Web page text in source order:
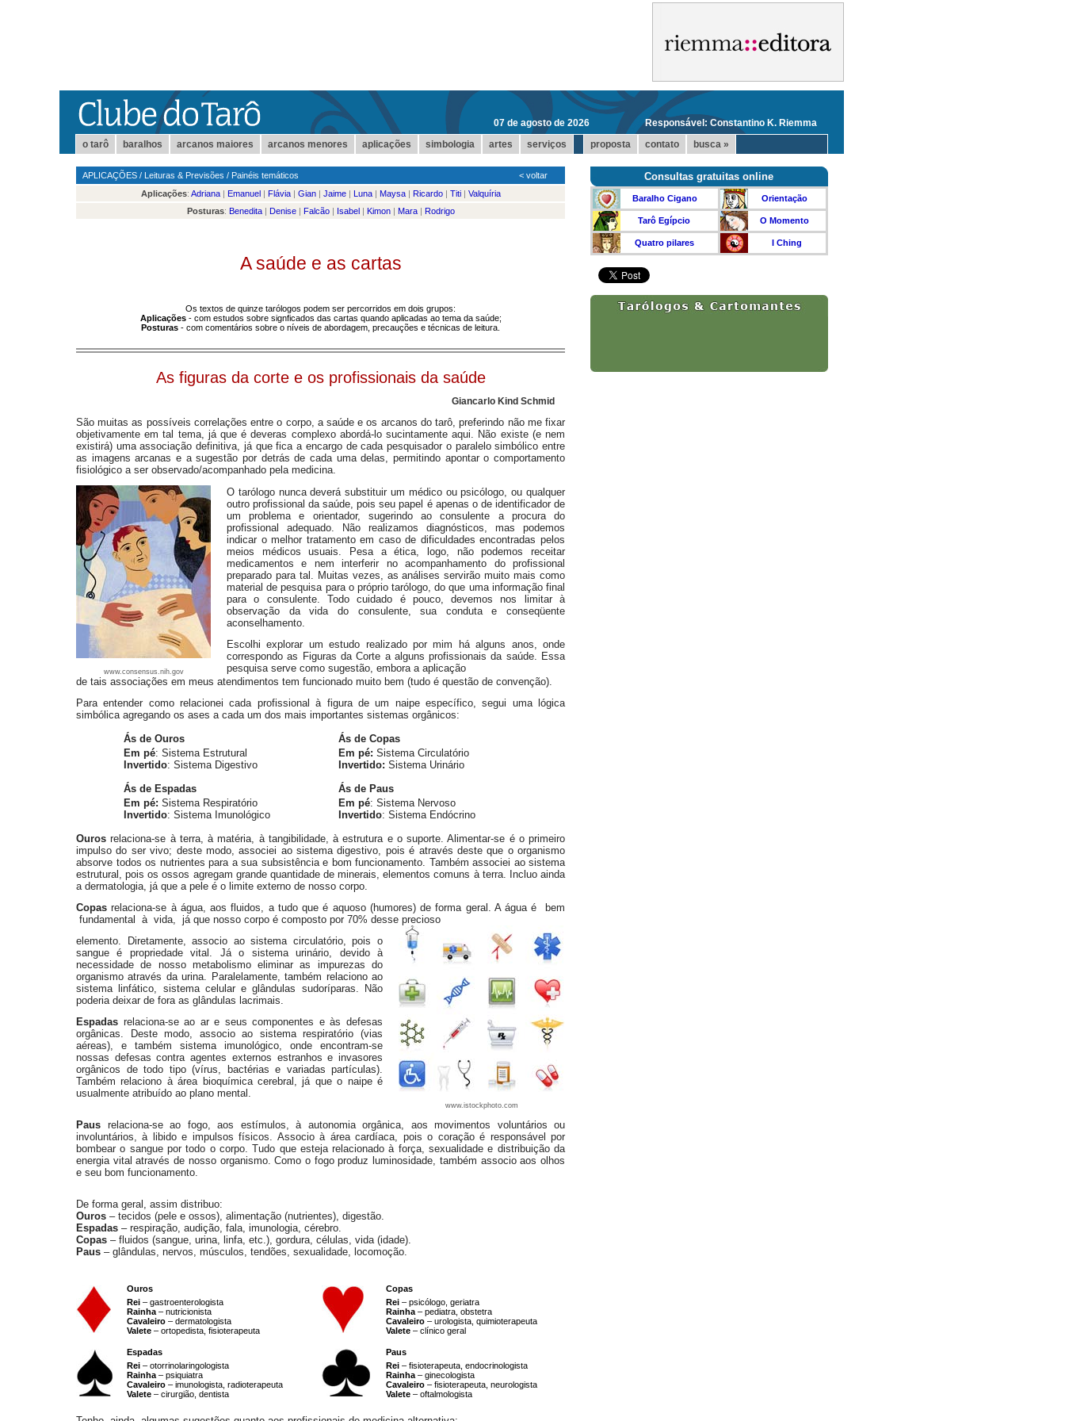
07 de agosto de 2026
Responsável: Constantino K. Riemma
o tarô
baralhos arcanos maiores arcanos menores aplicações simbologia artes serviços proposta contato busca »
APLICAÇÕES / Leituras & Previsões / Painéis temáticos < voltar
Aplicações: Adriana| Emanuel| Flávia| Gian| Jaime| Luna| Maysa| Ricardo| Titi| Valquíria
Posturas: Benedita| Denise| Falcão| Isabel| Kimon| Mara| Rodrigo
A saúde e as cartas
Os textos de quinze tarólogos podem ser percorridos em dois grupos:
Aplicações- com estudos sobre signficados das cartas quando aplicadas ao tema da saúde;
Posturas - com comentários sobre o níveis de abordagem, precauções e técnicas de leitura.
As figuras da corte e os profissionais da saúde
Giancarlo Kind Schmid
São muitas as possíveis correlações entre o corpo, a saúde e os arcanos do tarô, preferindo não me fixar
objetivamente em tal tema, já que é deveras complexo abordá-lo sucintamente aqui. Não existe (e nem
existirá) uma associação definitiva, já que fica a encargo de cada pesquisador o paralelo simbólico entre
as imagens arcanas e a sugestão por detrás de cada uma delas, permitindo apontar o comportamento
fisiológico a ser observado/acompanhado pela medicina.
www.consensus.nih.gov
O tarólogo nunca deverá substituir um médico ou psicólogo, ou qualquer
outro profissional da saúde, pois seu papel é apenas o de identificador de
um problema e orientador, sugerindo ao consulente a procura do
profissional adequado. Não realizamos diagnósticos, mas podemos
indicar o melhor tratamento em caso de dificuldades encontradas pelos
meios médicos usuais. Pesa a ética, logo, não podemos receitar
medicamentos e nem interferir no acompanhamento do profissional
preparado para tal. Muitas vezes, as análises servirão muito mais como
material de pesquisa para o próprio tarólogo, do que uma informação final
para o consulente. Todo cuidado é pouco, devemos nos limitar à
observação da vida do consulente, sua conduta e conseqüente
aconselhamento.
Escolhi explorar um estudo realizado por mim há alguns anos, onde
correspondo as Figuras da Corte a alguns profissionais da saúde. Essa
pesquisa serve como sugestão, embora a aplicação
de tais associações em meus atendimentos tem funcionado muito bem (tudo é questão de convenção).
Para entender como relacionei cada profissional à figura de um naipe específico, segui uma lógica
simbólica agregando os ases a cada um dos mais importantes sistemas orgânicos:
Ás de Ouros
Em pé: Sistema Estrutural
Invertido: Sistema Digestivo
Ás de Espadas
Em pé: Sistema Respiratório
Invertido: Sistema Imunológico
Ás de Copas
Em pé: Sistema Circulatório
Invertido: Sistema Urinário
Ás de Paus
Em pé: Sistema Nervoso
Invertido: Sistema Endócrino
Ourosrelaciona-se à terra, à matéria, à tangibilidade, à estrutura e o suporte. Alimentar-se é o primeiro
impulso do ser vivo; deste modo, associei ao sistema digestivo, pois é através deste que o organismo
absorve todos os nutrientes para a sua subsistência e bom funcionamento. Também associei ao sistema
estrutural, pois os ossos agregam grande quantidade de minerais, elementos comuns à terra. Incluo ainda
a dermatologia, já que a pele é o limite externo de nosso corpo.
Copas relaciona-se à água, aos fluidos, a tudo que é aquoso (humores) de forma geral. A água é bem
fundamental à vida, já que nosso corpo é composto por 70% desse precioso
elemento. Diretamente, associo ao sistema circulatório, pois o
sangue é propriedade vital. Já o sistema urinário, devido à
necessidade de nosso metabolismo eliminar as impurezas do
organismo através da urina. Paralelamente, também relaciono ao
sistema linfático, sistema celular e glândulas sudoríparas. Não
poderia deixar de fora as glândulas lacrimais.
Espadas relaciona-se ao ar e seus componentes e às defesas
orgânicas. Deste modo, associo ao sistema respiratório (vias
aéreas), e também sistema imunológico, onde encontram-se
nossas defesas contra agentes externos estranhos e invasores
orgânicos de todo tipo (vírus, bactérias e variadas partículas).
Também relaciono à área bioquímica cerebral, já que o naipe é
usualmente atribuído ao plano mental.
www.istockphoto.com
Paus relaciona-se ao fogo, aos estímulos, à autonomia orgânica, aos movimentos voluntários ou
involuntários, à libido e impulsos físicos. Associo à área cardíaca, pois o coração é responsável por
bombear o sangue por todo o corpo. Tudo que esteja relacionado à força, sexualidade e distribuição da
energia vital através de nosso organismo. Como o fogo produz luminosidade, também associo aos olhos
e seu bom funcionamento.
De forma geral, assim distribuo:
Ouros – tecidos (pele e ossos), alimentação (nutrientes), digestão.
Espadas – respiração, audição, fala, imunologia, cérebro.
Copas – fluidos (sangue, urina, linfa, etc.), gordura, células, vida (idade).
Paus – glândulas, nervos, músculos, tendões, sexualidade, locomoção.
Ouros
Rei – gastroenterologista
Rainha – nutricionista
Cavaleiro – dermatologista
Valete – ortopedista, fisioterapeuta
Copas
Rei – psicólogo, geriatra
Rainha – pediatra, obstetra
Cavaleiro – urologista, quimioterapeuta
Valete – clínico geral
Espadas
Rei – otorrinolaringologista
Rainha – psiquiatra
Cavaleiro – imunologista, radioterapeuta
Valete – cirurgião, dentista
Paus
Rei – fisioterapeuta, endocrinologista
Rainha – ginecologista
Cavaleiro – fisioterapeuta, neurologista
Valete – oftalmologista
Consultas gratuitas online
Baralho Cigano
Tarô Egípcio
Quatro pilares
Orientação
O Momento
I Ching